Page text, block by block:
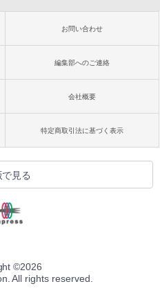
お問い合わせ
編集部へのご連絡
会社概要
特定商取引法に基づく表示
で見る
©2026
All rights reserved.